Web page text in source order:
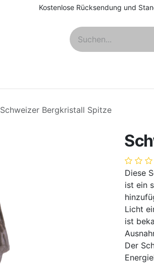
Kostenlose Rücksendung und
Schweizer Bergkristall Spitze
Diese
ist ein
Licht
ist
Der